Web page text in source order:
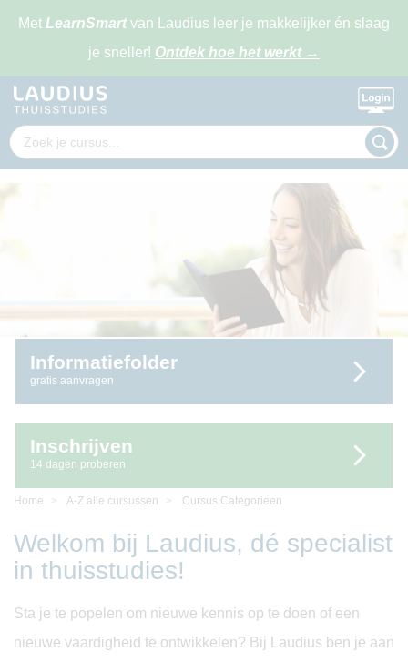
Met LearnSmartvan Laudius leer je makkelijker én slaag
je sneller! Ontdek hoe het werkt →
Informatiefolder
gratis aanvragen
Inschrijven
14 dagen proberen
Home A-Z alle cursussen Cursus Categorieen
Welkom bij Laudius, dé specialist
in thuisstudies!
Sta je te popelen om nieuwe kennis op te doen of een
nieuwe vaardigheid te ontwikkelen? Bij Laudius ben je aan